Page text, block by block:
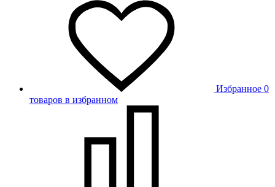
Избранное 0
товаров в избранном